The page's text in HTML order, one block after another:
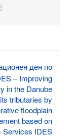
Електронна
ден по
– Improving
in the Danube
tributaries by
floodplain
based on
Services IDES